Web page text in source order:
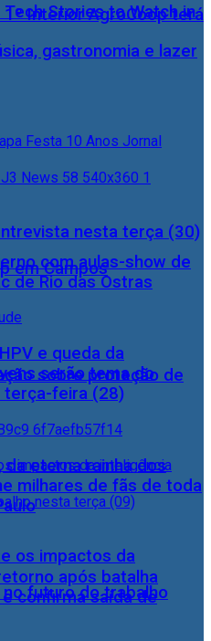
Interior AgroCoop terá
gastronomia e lazer
nesta terça (30)
em Campos
sobre proteção de
os impactos da
futuro do trabalho
Stories to Watch in
com aulas-show de
de Rio das Ostras
e queda da
serão tema do
terça-feira (28)
da eterna rainha dos
milhares de fãs de toda
após batalha
e confirma saída de